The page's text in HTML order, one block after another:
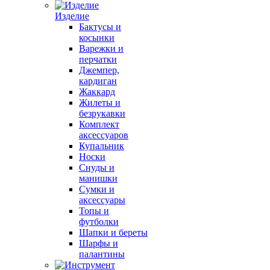
Изделие
Бактусы и
косынки
Варежки и
перчатки
Джемпер,
кардиган
Жаккард
Жилеты и
безрукавки
Комплект
аксессуаров
Купальник
Носки
Снуды и
манишки
Сумки и
аксессуары
Топы и
футболки
Шапки и береты
Шарфы и
палантины